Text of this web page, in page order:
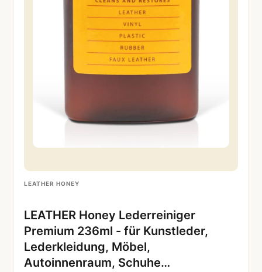
LEATHER HONEY
LEATHER Honey Lederreiniger
Premium 236ml - für Kunstleder,
Lederkleidung, Möbel,
Autoinnenraum, Schuhe…